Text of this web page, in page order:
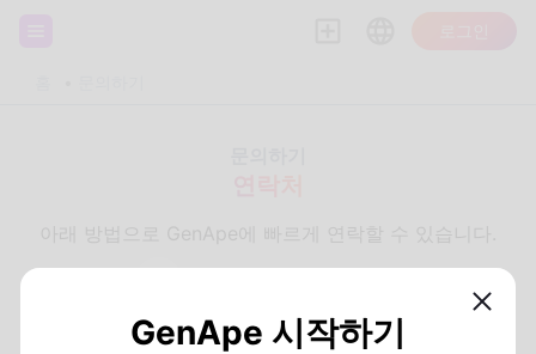
GenApe 시작하기
GenApe 시작하기